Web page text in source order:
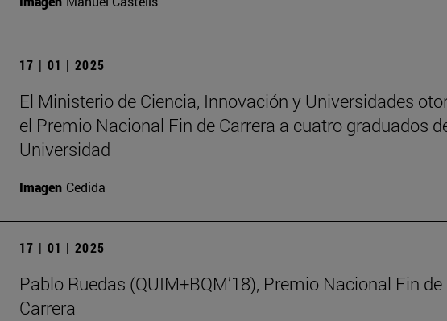
17 | 01 | 2025
El Ministerio de Ciencia, Innovación y Universidades
el Premio Nacional Fin de Carrera a cuatro graduados
Universidad
Imagen Cedida
17 | 01 | 2025
Pablo Ruedas (QUIM+BQM’18), Premio Nacional Fin de
Carrera